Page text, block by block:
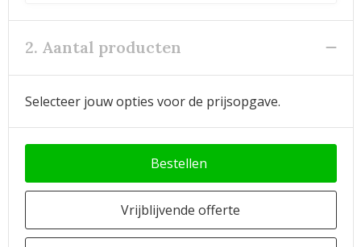
2. Aantal producten
Selecteer jouw opties voor de prijsopgave.
Bestellen
Vrijblijvende offerte